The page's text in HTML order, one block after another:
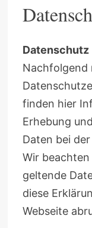
Datenschutz
Nachfolgend
finden hier
Erhebung
Daten bei
Wir
geltende
diese
Webseite